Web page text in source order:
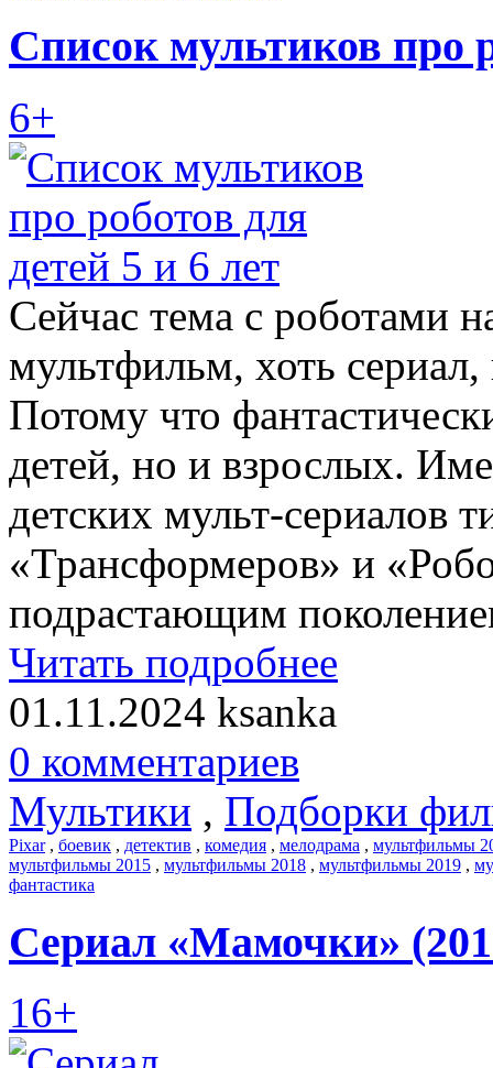
Список мультиков про
6+
Сейчас тема с роботами
мультфильм, хоть
Потому что
детей, но и взрослых.
детских мульт-сериалов
«Трансформеров» и
подрастающим
Читать подробнее
01.11.2024 ksanka
0 комментариев
Мультики , Подборки
Pixar, боевик , детектив , комедия , мелодрама , мультфильмы
мультфильмы 2015 , мультфильмы 2018 , мультфильмы 2019 ,
фантастика
Сериал «Мамочки»
16+